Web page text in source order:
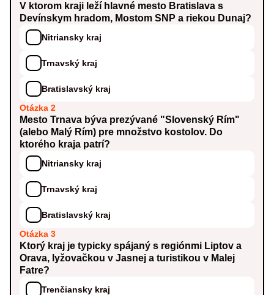
V ktorom kraji leží hlavné mesto Bratislava s
Devínskym hradom, Mostom SNP a riekou Dunaj?
Nitriansky kraj
Trnavský kraj
Bratislavský kraj
Otázka 2
Mesto Trnava býva prezývané "Slovenský Rím"
(alebo Malý Rím) pre množstvo kostolov. Do
ktorého kraja patrí?
Nitriansky kraj
Trnavský kraj
Bratislavský kraj
Otázka 3
Ktorý kraj je typicky spájaný s regiónmi Liptov a
Orava, lyžovačkou v Jasnej a turistikou v Malej
Fatre?
Trenčiansky kraj